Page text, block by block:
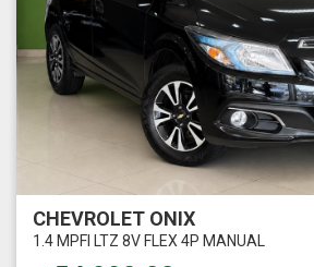
CHEVROLET ONIX
1.4 MPFI LTZ 8V FLEX 4P MANUAL